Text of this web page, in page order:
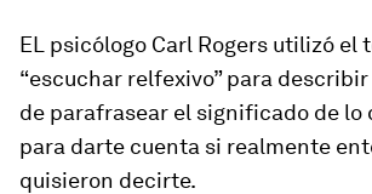
EL psicólogo Carl Rogers utilizó el
“escuchar relfexivo” para
de parafrasear el significado de lo
para darte cuenta si realmente
quisieron decirte.